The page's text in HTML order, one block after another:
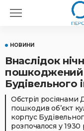
НОВИНИ
Внаслідок
пошкоджений
Будівельного
Обстріл росіянами
пошкодив обʼєкт
корпус
розпочалося у